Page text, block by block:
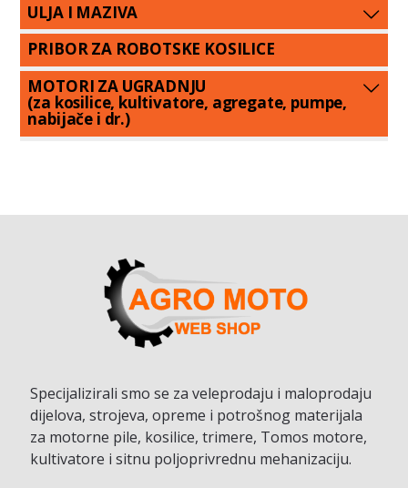
ULJA I MAZIVA
PRIBOR ZA ROBOTSKE KOSILICE
MOTORI ZA UGRADNJU
(za kosilice, kultivatore, agregate, pumpe,
nabijače i dr.)
Specijalizirali smo se za veleprodaju i maloprodaju
dijelova, strojeva, opreme i potrošnog materijala
za motorne pile, kosilice, trimere, Tomos motore,
kultivatore i sitnu poljoprivrednu mehanizaciju.